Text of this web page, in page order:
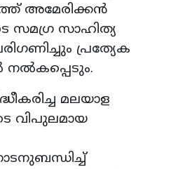
അമേരിക്കന്‍
സാഹിത്യ
പ്രത്യേക
നല്‍കപ്പെടും.
മലയാള
വിപുലമായ